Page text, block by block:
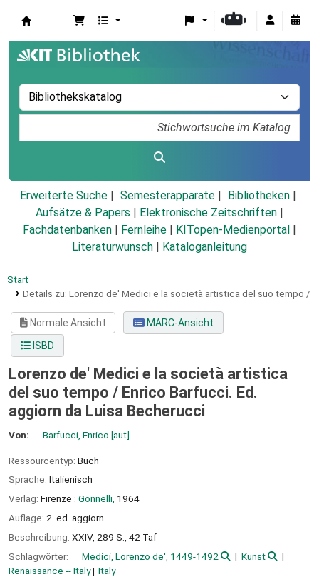
Erweiterte Suche Semesterapparate
Bibliotheken
Aufsätze & Papers
Elektronische Zeitschriften
Fachdatenbanken
Fernleihe KITopen-Medienportal
Literaturwunsch
Kataloganleitung
Start
Details zu: Lorenzo de' Medici e la società artistica del suo tempo /
Normale Ansicht
MARC-Ansicht
ISBD
Lorenzo de' Medici e la società artistica
del suo tempo / Enrico Barfucci. Ed.
aggiorn da Luisa Becherucci
Von: Barfucci, Enrico [aut]
Ressourcentyp: Buch
Sprache: Italienisch
Verlag: Firenze : Gonnelli, 1964
Auflage: 2. ed. aggiorn
Beschreibung: XXIV, 289 S., 42 Taf
Schlagwörter:
Medici, Lorenzo de', 1449-1492
Kunst
Renaissance -- Italy
Italy